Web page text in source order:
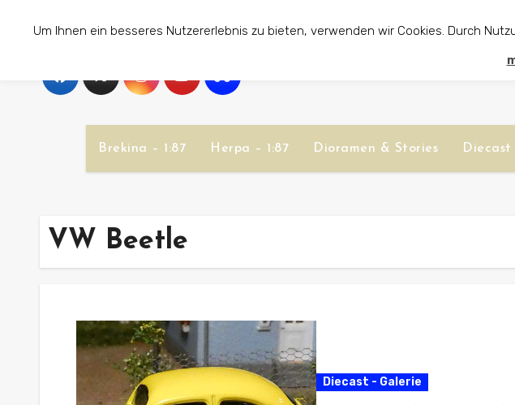
Inhalt
Brekina – 1:87 Herpa – 1:87 Dioramen & Stories Diecast
VW Beetle
Diecast - Galerie
Um Ihnen ein besseres Nutzererlebnis zu bieten, verwenden wir Cookies. Durch